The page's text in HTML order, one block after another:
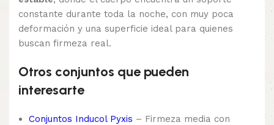
constante durante toda la noche, con muy poca
deformación y una superficie ideal para quienes
buscan firmeza real.
Otros conjuntos que pueden
interesarte
Conjuntos Inducol Pyxis – Firmeza media con